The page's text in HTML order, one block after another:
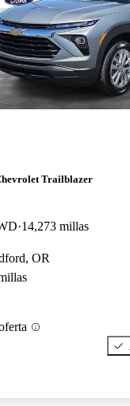
Trailblazer
14,273 millas
OR